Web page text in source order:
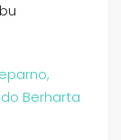
Berharta